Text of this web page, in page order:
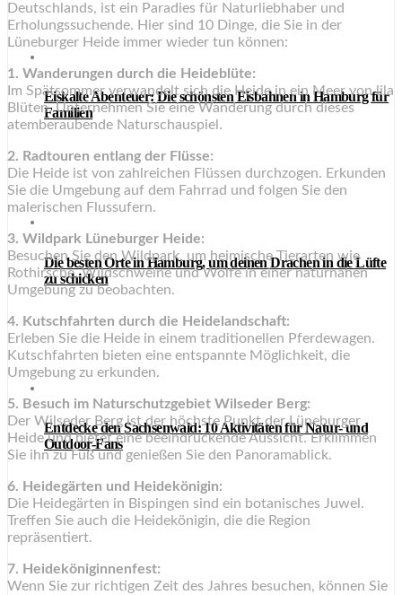
Eiskalte Abenteuer: Die schönsten Eisbahnen in Hamburg für
Familien
Die besten Orte in Hamburg, um deinen Drachen in die Lüfte
zu schicken
Entdecke den Sachsenwald: 10 Aktivitäten für Natur- und
Outdoor-Fans
Deutschlands, ist ein Paradies für Naturliebhaber und
Erholungssuchende. Hier sind 10 Dinge, die Sie in der
Lüneburger Heide immer wieder tun können:
1. Wanderungen durch die Heideblüte:
Im Spätsommer verwandelt sich die Heide in ein Meer von lila
Blüten. Unternehmen Sie eine Wanderung durch dieses
atemberaubende Naturschauspiel.
2. Radtouren entlang der Flüsse:
Die Heide ist von zahlreichen Flüssen durchzogen. Erkunden
Sie die Umgebung auf dem Fahrrad und folgen Sie den
malerischen Flussufern.
3. Wildpark Lüneburger Heide:
Besuchen Sie den Wildpark, um heimische Tierarten wie
Rothirsche, Wildschweine und Wölfe in einer naturnahen
Umgebung zu beobachten.
4. Kutschfahrten durch die Heidelandschaft:
Erleben Sie die Heide in einem traditionellen Pferdewagen.
Kutschfahrten bieten eine entspannte Möglichkeit, die
Umgebung zu erkunden.
5. Besuch im Naturschutzgebiet Wilseder Berg:
Der Wilseder Berg ist der höchste Punkt der Lüneburger
Heide und bietet eine beeindruckende Aussicht. Erklimmen
Sie ihn zu Fuß und genießen Sie den Panoramablick.
6. Heidegärten und Heidekönigin:
Die Heidegärten in Bispingen sind ein botanisches Juwel.
Treffen Sie auch die Heidekönigin, die die Region
repräsentiert.
7. Heideköniginnenfest:
Wenn Sie zur richtigen Zeit des Jahres besuchen, können Sie